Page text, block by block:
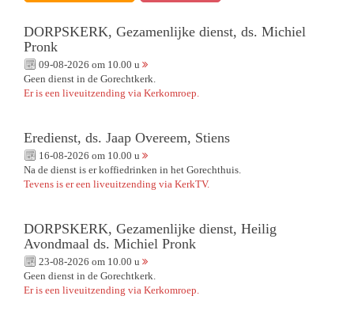
DORPSKERK, Gezamenlijke dienst, ds. Michiel
Pronk
09-08-2026 om 10.00 u
Geen dienst in de Gorechtkerk.
Er is een liveuitzending via Kerkomroep.
Eredienst, ds. Jaap Overeem, Stiens
16-08-2026 om 10.00 u
Na de dienst is er koffiedrinken in het Gorechthuis.
Tevens is er een liveuitzending via KerkTV.
DORPSKERK, Gezamenlijke dienst, Heilig
Avondmaal ds. Michiel Pronk
23-08-2026 om 10.00 u
Geen dienst in de Gorechtkerk.
Er is een liveuitzending via Kerkomroep.